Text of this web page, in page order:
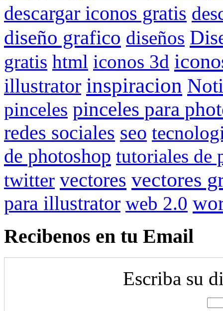
descargar iconos gratis
diseño grafico diseños
gratis html iconos 3d
illustrator inspiracion
pinceles pinceles para
redes sociales seo
de photoshop tutoriales de
twitter vectores vectores
para illustrator web 2.0
Recibenos en tu Email
Escriba su